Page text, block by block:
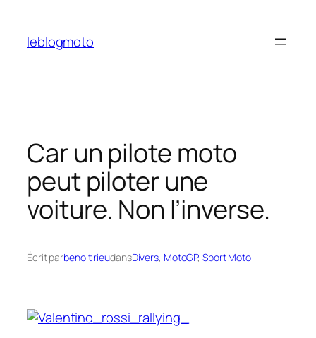
contenu
leblogmoto
Car un pilote moto
peut piloter une
voiture. Non l’inverse.
Écrit parbenoit rieudansDivers, MotoGP, Sport Moto